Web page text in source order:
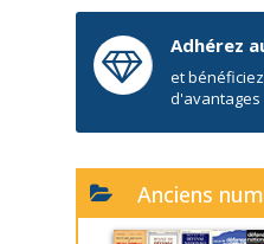
Adhérez
et
d'avantages
Anciens